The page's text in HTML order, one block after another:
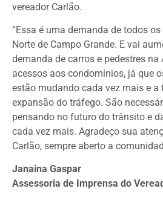
vereador Carlão.
“Essa é uma demanda de todos
Norte de Campo Grande. E vai
demanda de carros e pedestres na
acessos aos condomínios, já que
estão mudando cada vez mais e a
expansão do tráfego. São
pensando no futuro do trânsito e
cada vez mais. Agradeço sua
Carlão, sempre aberto a
Janaina Gaspar
Assessoria de Imprensa do